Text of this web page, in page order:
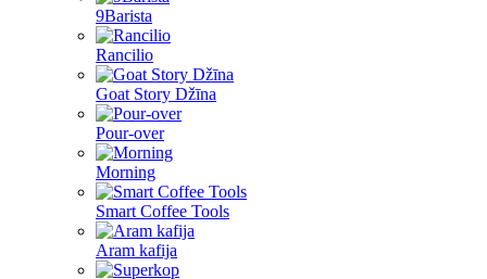
9Barista
Rancilio
Goat Story Džīna
Pour-over
Morning
Smart Coffee Tools
Aram kafija